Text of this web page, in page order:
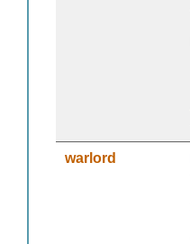
warlord